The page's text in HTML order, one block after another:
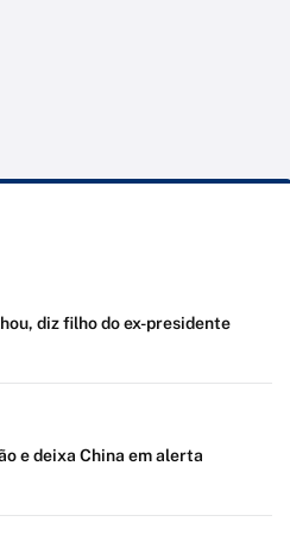
diz filho do ex-presidente
e deixa China em alerta